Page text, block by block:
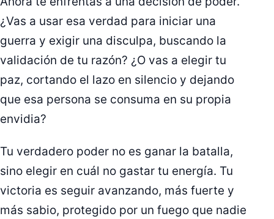
¿Vas a usar esa verdad para iniciar una
guerra y exigir una disculpa, buscando la
validación de tu razón? ¿O vas a elegir tu
paz, cortando el lazo en silencio y dejando
que esa persona se consuma en su propia
envidia?
Tu verdadero poder no es ganar la batalla,
sino elegir en cuál no gastar tu energía. Tu
victoria es seguir avanzando, más fuerte y
más sabio, protegido por un fuego que nadie